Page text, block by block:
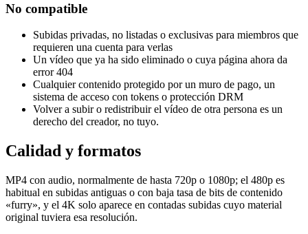
No compatible
Subidas privadas, no listadas o exclusivas para miembros que
requieren una cuenta para verlas
Un vídeo que ya ha sido eliminado o cuya página ahora da
error 404
Cualquier contenido protegido por un muro de pago, un
sistema de acceso con tokens o protección DRM
Volver a subir o redistribuir el vídeo de otra persona es un
derecho del creador, no tuyo.
Calidad y formatos
MP4 con audio, normalmente de hasta 720p o 1080p; el 480p es
habitual en subidas antiguas o con baja tasa de bits de contenido
«furry», y el 4K solo aparece en contadas subidas cuyo material
original tuviera esa resolución.